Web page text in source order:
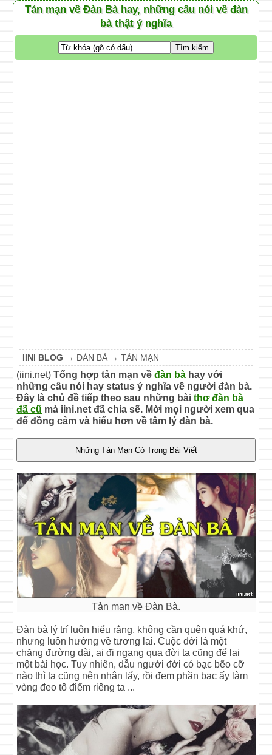
Tản mạn về Đàn Bà hay, những câu nói về đàn
bà thật ý nghĩa
IINI BLOG →ĐÀN BÀ →TẢN MẠN
(iini.net)Tổng hợp tản mạn vềđàn bà hay với
những câu nói hay status ý nghĩa về người đàn bà.
Đây là chủ đề tiếp theo sau những bàithơ đàn bà
đã cũ mà iini.net đã chia sẽ. Mời mọi người xem qua
để đồng cảm và hiểu hơn về tâm lý đàn bà.
Tản mạn về Đàn Bà.
Đàn bà lý trí luôn hiểu rằng, không cần quên quá khứ,
nhưng luôn hướng về tương lai. Cuộc đời là một
chặng đường dài, ai đi ngang qua đời ta cũng để lại
một bài học. Tuy nhiên, dẫu người đời có bạc bẽo cỡ
nào thì ta cũng nên nhận lấy, rồi đem phần bạc ấy làm
vòng đeo tô điểm riêng ta ...